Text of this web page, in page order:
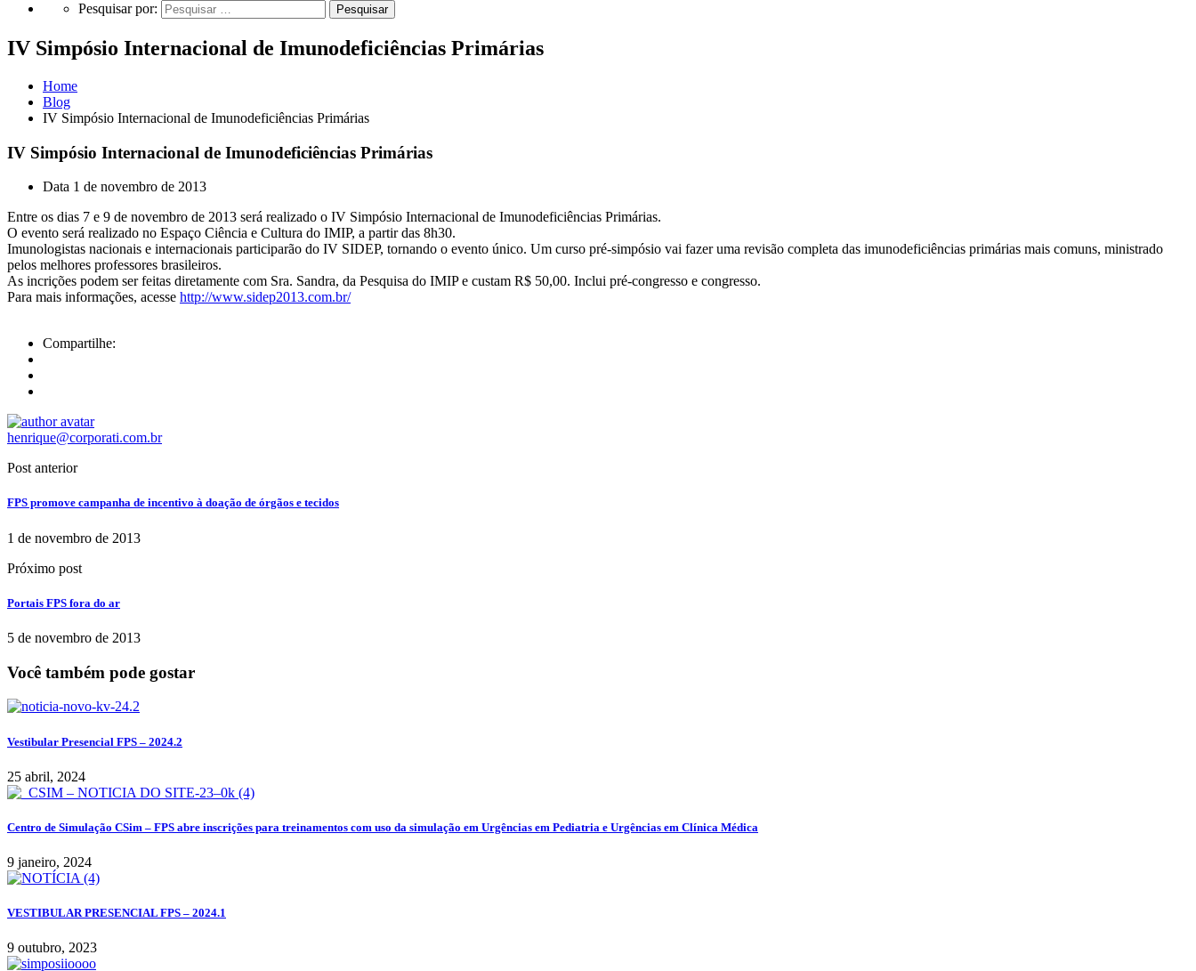
Pesquisar por:
IV Simpósio Internacional de Imunodeficiências Primárias
Home
Blog
IV Simpósio Internacional de Imunodeficiências Primárias
IV Simpósio Internacional de Imunodeficiências Primárias
Data 1 de novembro de 2013
Entre os dias 7 e 9 de novembro de 2013 será realizado o IV Simpósio Internacional de Imunodeficiências Primárias.
O evento será realizado no Espaço Ciência e Cultura do IMIP, a partir das 8h30.
Imunologistas nacionais e internacionais participarão do IV SIDEP, tornando o evento único. Um curso pré-simpósio vai fazer uma revisão completa das imunodeficiências primárias mais comuns, ministrado
pelos melhores professores brasileiros.
As incrições podem ser feitas diretamente com Sra. Sandra, da Pesquisa do IMIP e custam R$ 50,00. Inclui pré-congresso e congresso.
Para mais informações, acesse http://www.sidep2013.com.br/
Compartilhe:
henrique@corporati.com.br
Post anterior
FPS promove campanha de incentivo à doação de órgãos e tecidos
1 de novembro de 2013
Próximo post
Portais FPS fora do ar
5 de novembro de 2013
Você também pode gostar
Vestibular Presencial FPS – 2024.2
25 abril, 2024
Centro de Simulação CSim – FPS abre inscrições para treinamentos com uso da simulação em Urgências em Pediatria e Urgências em Clínica Médica
9 janeiro, 2024
VESTIBULAR PRESENCIAL FPS – 2024.1
9 outubro, 2023